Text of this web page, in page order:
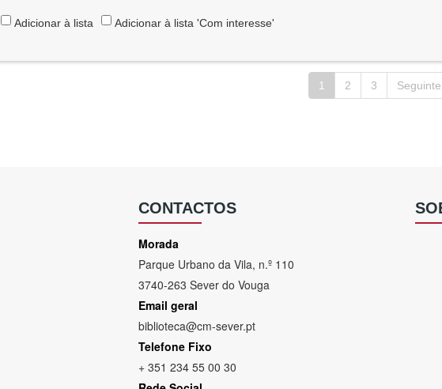
Adicionar à lista Adicionar à lista 'Com interesse'
1 2 3 Seguinte
CONTACTOS
Morada
Parque Urbano da Vila, n.º 110
3740-263 Sever do Vouga
Email geral
biblioteca@cm-sever.pt
Telefone Fixo
+ 351 234 55 00 30